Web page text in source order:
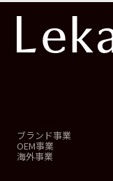
ブランド事業
OEM事業
海外事業